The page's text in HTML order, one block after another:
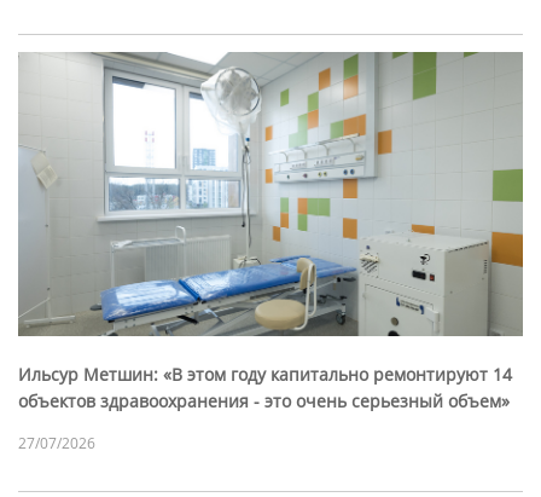
Ильсур Метшин: «В этом году капитально ремонтируют 14
объектов здравоохранения - это очень серьезный объем»
27/07/2026